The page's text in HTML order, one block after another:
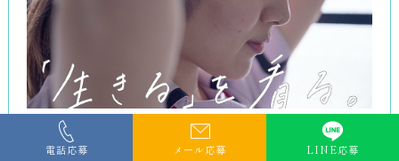
【名古屋市】月収30万円以上可能！大手な
電話応募 メール応募 LINE応募